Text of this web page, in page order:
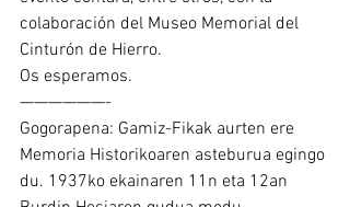
colaboración del Museo Memorial del
Cinturón de Hierro.
Os esperamos.
——————-
Gogorapena: Gamiz-Fikak aurten ere
Memoria Historikoaren asteburua egingo
du. 1937ko ekainaren 11n eta 12an